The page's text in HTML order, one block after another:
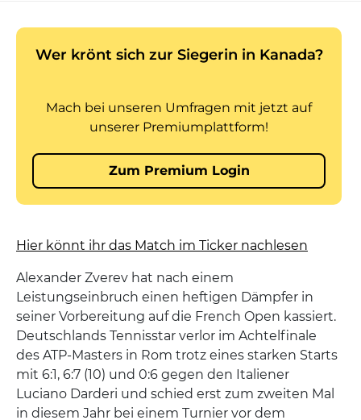
Hier könnt ihr das Match im Ticker nachlesen
Alexander Zverev hat nach einem
Leistungseinbruch einen heftigen Dämpfer in
seiner Vorbereitung auf die French Open kassiert.
Deutschlands Tennisstar verlor im Achtelfinale
des ATP-Masters in Rom trotz eines starken Starts
mit 6:1, 6:7 (10) und 0:6 gegen den Italiener
Luciano Darderi und schied erst zum zweiten Mal
in diesem Jahr bei einem Turnier vor dem